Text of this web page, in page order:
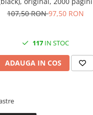
107,50 RON97,50 RON
117 IN STOC
ADAUGA IN COS